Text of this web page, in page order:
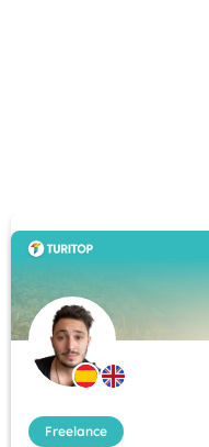
Freelance